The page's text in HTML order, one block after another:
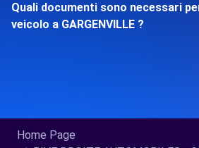
Quali documenti sono necessari
veicolo a GARGENVILLE ?
Home Page